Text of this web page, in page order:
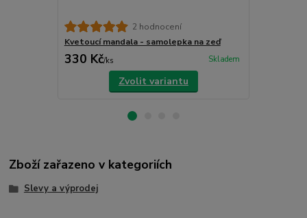
2 hodnocení
Kvetoucí mandala - samolepka na zeď
330 Kč/ks Skladem
Zvolit variantu
Zboží zařazeno v kategoriích
Slevy a výprodej